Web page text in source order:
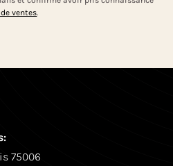
ventes
75006